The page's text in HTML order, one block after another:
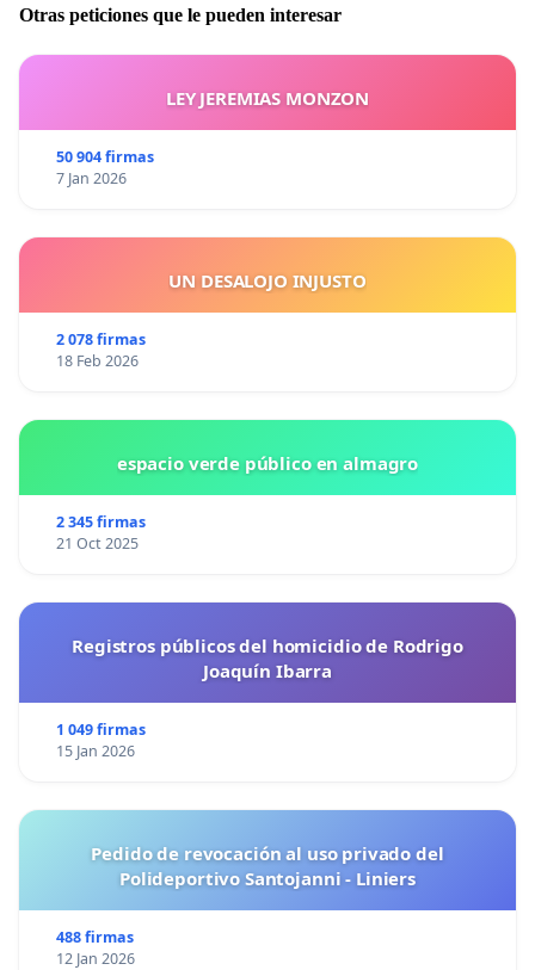
Otras peticiones que le pueden interesar
LEY JEREMIAS MONZON
50 904 firmas
7 Jan 2026
UN DESALOJO INJUSTO
2 078 firmas
18 Feb 2026
espacio verde público en almagro
2 345 firmas
21 Oct 2025
Registros públicos del homicidio de Rodrigo
Joaquín Ibarra
1 049 firmas
15 Jan 2026
Pedido de revocación al uso privado del
Polideportivo Santojanni - Liniers
488 firmas
12 Jan 2026